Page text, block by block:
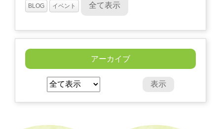
BLOG イベント 全て表示
アーカイブ